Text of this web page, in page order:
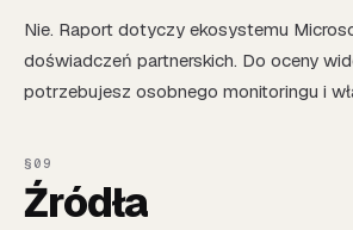
Nie. Raport dotyczy ekosystemu
doświadczeń partnerskich. Do oceny
potrzebujesz osobnego monitoringu i
Źródła